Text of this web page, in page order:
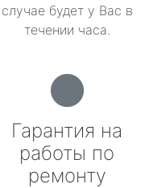
случае будет у Вас в
течении часа.
Гарантия на
работы по
ремонту